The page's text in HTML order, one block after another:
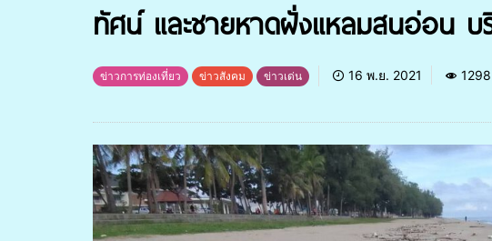
ทัศน์ และชายหาดฝั่งแหลมสนอ่อน
ข่าวการท่องเที่ยว ข่าวสังคม ข่าวเด่น 16 พ.ย. 2021 1298